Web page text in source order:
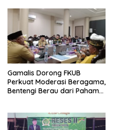
Gamalis Dorong FKUB
Perkuat Moderasi Beragama,
Bentengi Berau dari Paham